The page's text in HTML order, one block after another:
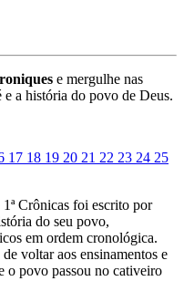
e mergulhe nas
e a história do povo de Deus.
17 18 19 20 21 22 23 24 25
Crônicas foi escrito por
do seu povo,
em ordem cronológica.
voltar aos ensinamentos e
o povo passou no cativeiro